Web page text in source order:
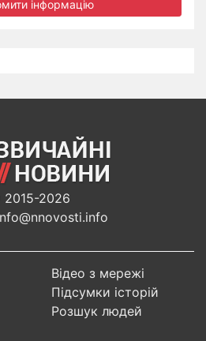
інформацію
2026
Відео з мережі
Підсумки історій
Розшук людей